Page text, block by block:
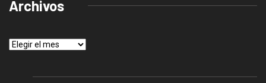
Archivos
Archivos